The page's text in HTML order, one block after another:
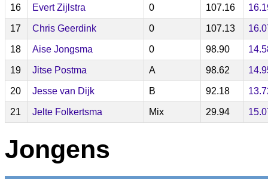
16 Evert Zijlstra 0 107.16
17 Chris Geerdink 0 107.13
18 Aise Jongsma 0 98.90
19 Jitse Postma A 98.62
20 Jesse van Dijk B 92.18
21 Jelte Folkertsma Mix 29.94
Jongens